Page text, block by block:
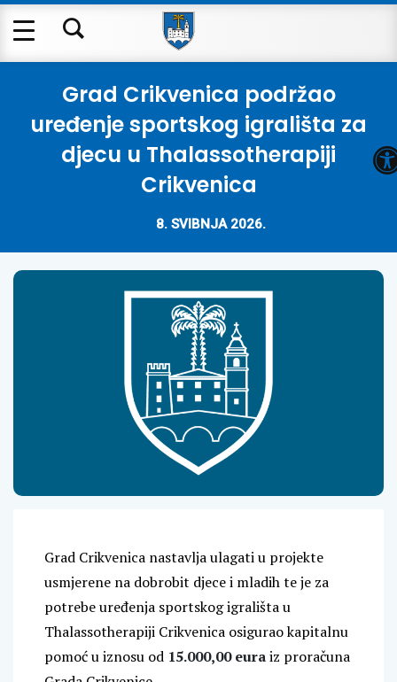
Grad Crikvenica podržao
uređenje sportskog igrališta za
djecu u Thalassotherapiji
Crikvenica
8. SVIBNJA 2026.
Grad Crikvenica nastavlja ulagati u projekte
usmjerene na dobrobit djece i mladih te je za
potrebe uređenja sportskog igrališta u
Thalassotherapiji Crikvenica osigurao kapitalnu
pomoć u iznosu od 15.000,00 euraiz proračuna